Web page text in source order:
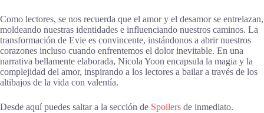
Como lectores, se nos recuerda que el amor y el desamor se entrelazan,
moldeando nuestras identidades e influenciando nuestros caminos. La
transformación de Evie es convincente, instándonos a abrir nuestros
corazones incluso cuando enfrentemos el dolor inevitable. En una
narrativa bellamente elaborada, Nicola Yoon encapsula la magia y la
complejidad del amor, inspirando a los lectores a bailar a través de los
altibajos de la vida con valentía.
Desde aquí puedes saltar a la sección de Spoilers de inmediato.